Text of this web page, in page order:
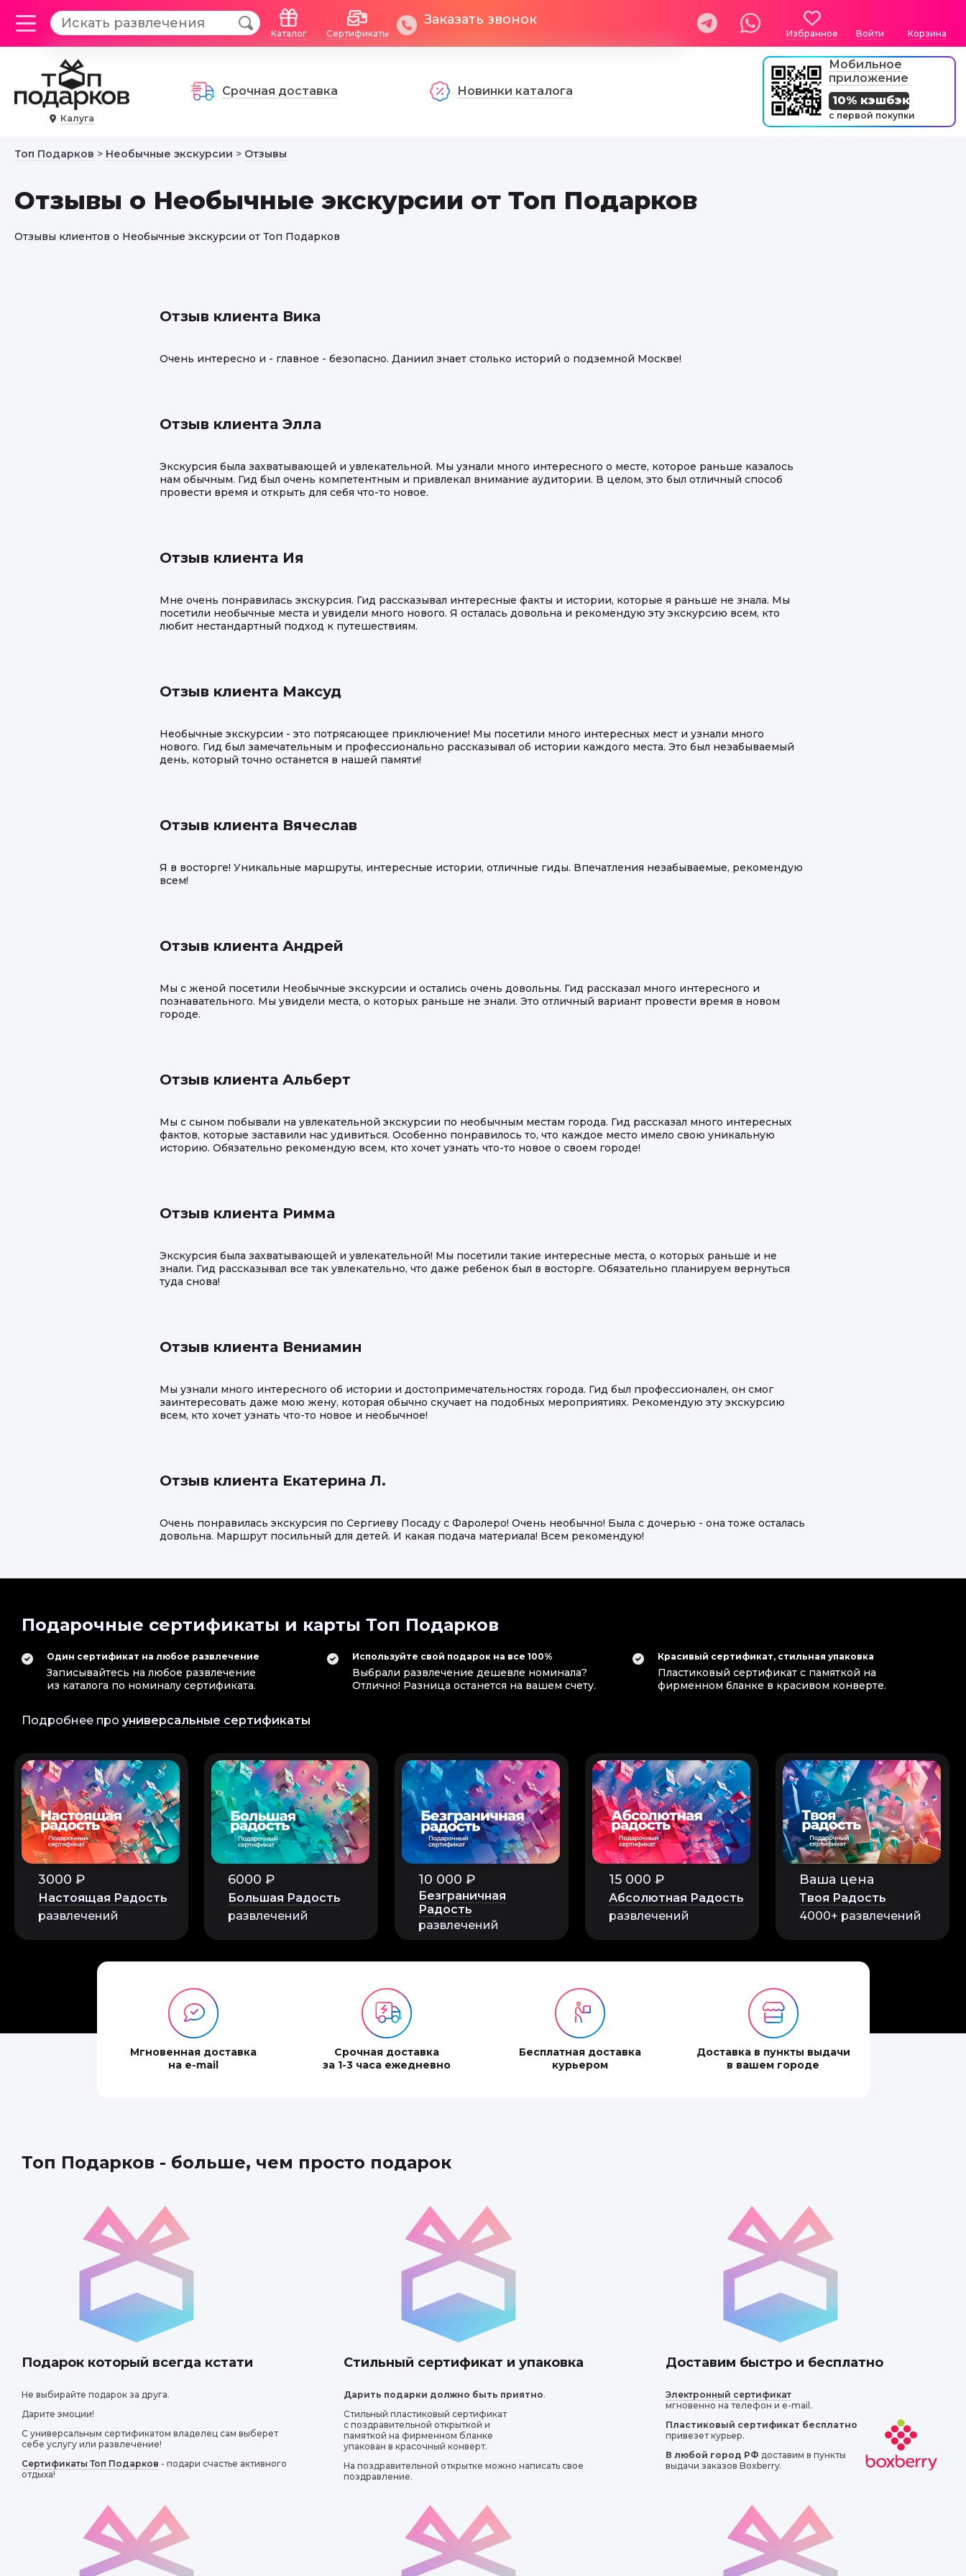
Каталог Сертификаты
Заказать звонок
Избранное Войти Корзина
Калуга
Срочная доставка Новинки каталога
Мобильное
приложение
10% кэшбэк
с первой покупки
Топ Подарков > Необычные экскурсии > Отзывы
Отзывы о Необычные экскурсии от Топ Подарков
Отзывы клиентов о Необычные экскурсии от Топ Подарков
Отзыв клиента Вика
Очень интересно и - главное - безопасно. Даниил знает столько историй о подземной Москве!
Отзыв клиента Элла
Экскурсия была захватывающей и увлекательной. Мы узнали много интересного о месте, которое раньше казалось
нам обычным. Гид был очень компетентным и привлекал внимание аудитории. В целом, это был отличный способ
провести время и открыть для себя что-то новое.
Отзыв клиента Ия
Мне очень понравилась экскурсия. Гид рассказывал интересные факты и истории, которые я раньше не знала. Мы
посетили необычные места и увидели много нового. Я осталась довольна и рекомендую эту экскурсию всем, кто
любит нестандартный подход к путешествиям.
Отзыв клиента Максуд
Необычные экскурсии - это потрясающее приключение! Мы посетили много интересных мест и узнали много
нового. Гид был замечательным и профессионально рассказывал об истории каждого места. Это был незабываемый
день, который точно останется в нашей памяти!
Отзыв клиента Вячеслав
Я в восторге! Уникальные маршруты, интересные истории, отличные гиды. Впечатления незабываемые, рекомендую
всем!
Отзыв клиента Андрей
Мы с женой посетили Необычные экскурсии и остались очень довольны. Гид рассказал много интересного и
познавательного. Мы увидели места, о которых раньше не знали. Это отличный вариант провести время в новом
городе.
Отзыв клиента Альберт
Мы с сыном побывали на увлекательной экскурсии по необычным местам города. Гид рассказал много интересных
фактов, которые заставили нас удивиться. Особенно понравилось то, что каждое место имело свою уникальную
историю. Обязательно рекомендую всем, кто хочет узнать что-то новое о своем городе!
Отзыв клиента Римма
Экскурсия была захватывающей и увлекательной! Мы посетили такие интересные места, о которых раньше и не
знали. Гид рассказывал все так увлекательно, что даже ребенок был в восторге. Обязательно планируем вернуться
туда снова!
Отзыв клиента Вениамин
Мы узнали много интересного об истории и достопримечательностях города. Гид был профессионален, он смог
заинтересовать даже мою жену, которая обычно скучает на подобных мероприятиях. Рекомендую эту экскурсию
всем, кто хочет узнать что-то новое и необычное!
Отзыв клиента Екатерина Л.
Очень понравилась экскурсия по Сергиеву Посаду с Фаролеро! Очень необычно! Была с дочерью - она тоже осталась
довольна. Маршрут посильный для детей. И какая подача материала! Всем рекомендую!
Подарочные сертификаты и карты Топ Подарков
Один сертификат на любое развлечение
Записывайтесь на любое развлечение
из каталога по номиналу сертификата.
Используйте свой подарок на все 100%
Выбрали развлечение дешевле номинала?
Отлично! Разница останется на вашем счету.
Красивый сертификат, стильная упаковка
Пластиковый сертификат с памяткой на
фирменном бланке в красивом конверте.
Подробнее про универсальные сертификаты
3000 ₽
Настоящая Радость
развлечений
6000 ₽
Большая Радость
развлечений
10 000 ₽
Безграничная
Радость
развлечений
15 000 ₽
Абсолютная Радость
развлечений
Ваша цена
Твоя Радость
4000+ развлечений
Мгновенная доставка
на e-mail
Срочная доставка
за 1-3 часа ежедневно
Бесплатная доставка
курьером
Доставка в пункты выдачи
в вашем городе
Топ Подарков - больше, чем просто подарок
Подарок который всегда кстати
Не выбирайте подарок за друга.
Дарите эмоции!
С универсальным сертификатом владелец сам выберет
себе услугу или развлечение!
Сертификаты Топ Подарков - подари счастье активного
отдыха!
Стильный сертификат и упаковка
Дарить подарки должно быть приятно.
Стильный пластиковый сертификат
с поздравительной открыткой и
памяткой на фирменном бланке
упакован в красочный конверт.
На поздравительной открытке можно написать свое
поздравление.
Доставим быстро и бесплатно
Электронный сертификат
мгновенно на телефон и e-mail.
Пластиковый сертификат бесплатно
привезет курьер.
В любой город РФ доставим в пункты
выдачи заказов Boxberry.